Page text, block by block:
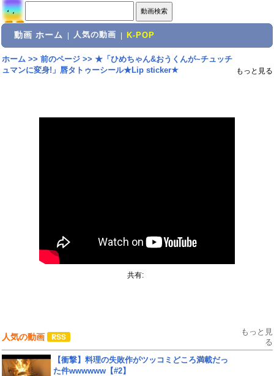
動画 ホーム 人気の動画 K-POP
ホーム>> 前のページ>> ★「ひめちゃん&おうくんが~チュッチ
ュマンに変身!」唇タトゥーシール★Lip sticker★
もっと見る
共有:
人気の動画
もっと見
る
【衝撃】料理の失敗作がツッコミどころ満載だっ
た件wwwwww【#2】